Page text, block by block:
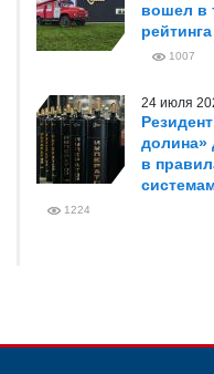
вошел в
1007
24 июля
долина»
в
1224